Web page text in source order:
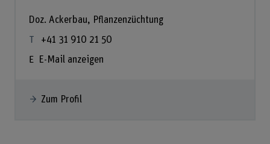
Doz. Ackerbau, Pflanzenzüchtung
+41 31 910 21 50
E-Mail anzeigen
Zum Profil